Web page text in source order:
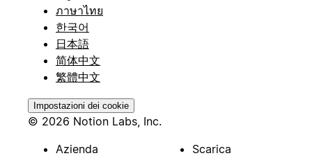
ภาษาไทย
한국어
日本語
简体中文
繁體中文
Impostazioni dei cookie
© 2026 Notion Labs, Inc.
Azienda
Scarica